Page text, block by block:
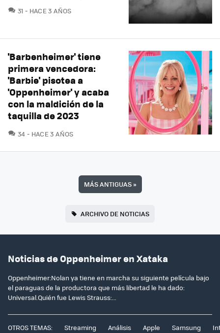
31 COMENTARIOS
HACE 3 AÑOS
'Barbenheimer' tiene
primera vencedora:
'Barbie' pisotea a
'Oppenheimer' y acaba
con la maldición de la
taquilla de 2023
34 COMENTARIOS
HACE 3 AÑOS
MÁS ANTIGUAS»
ARCHIVO DE NOTICIAS
Noticias de Oppenheimer en Xataka
Oppenheimer:Nolan ya tiene en marcha su siguiente película bajo
el paraguas de la productora que más libertad le ha dado:
Universal.Quién fue Lewis Strauss:...
OTROS TEMAS: Streaming Análisis Apple Samsung